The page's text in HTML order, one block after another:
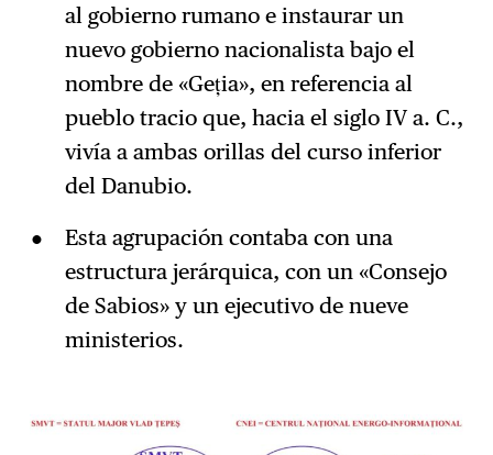
al gobierno rumano e instaurar un
nuevo gobierno nacionalista bajo el
nombre de «Geția», en referencia al
pueblo tracio que, hacia el siglo IV a. C.,
vivía a ambas orillas del curso inferior
del Danubio.
Esta agrupación contaba con una
estructura jerárquica, con un «Consejo
de Sabios» y un ejecutivo de nueve
ministerios.